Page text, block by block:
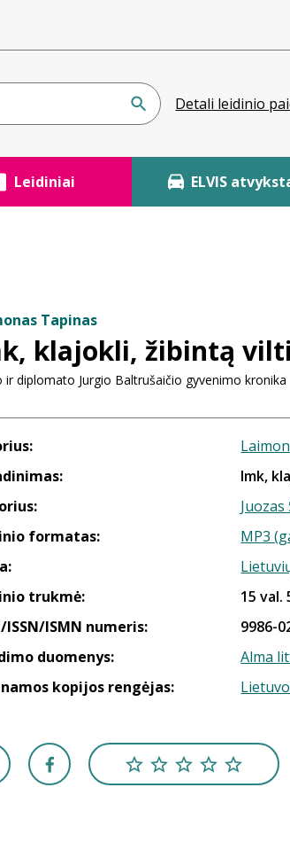
Detali leidinio
Leidiniai ELVIS
Tapinas
klajokli, žibintą
ir diplomato Jurgio Baltrušaičio gyvenimo kronika
Imk,
Juozas
formatas:
MP3
trukmė:
15 val.
ISSN/ISMN numeris:
9986-
duomenys:
Alma
kopijos rengėjas: